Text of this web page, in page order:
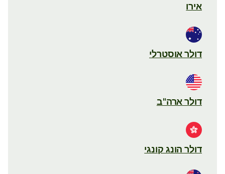
אירו
דולר אוסטרלי
דולר ארה"ב
דולר הונג קונגי